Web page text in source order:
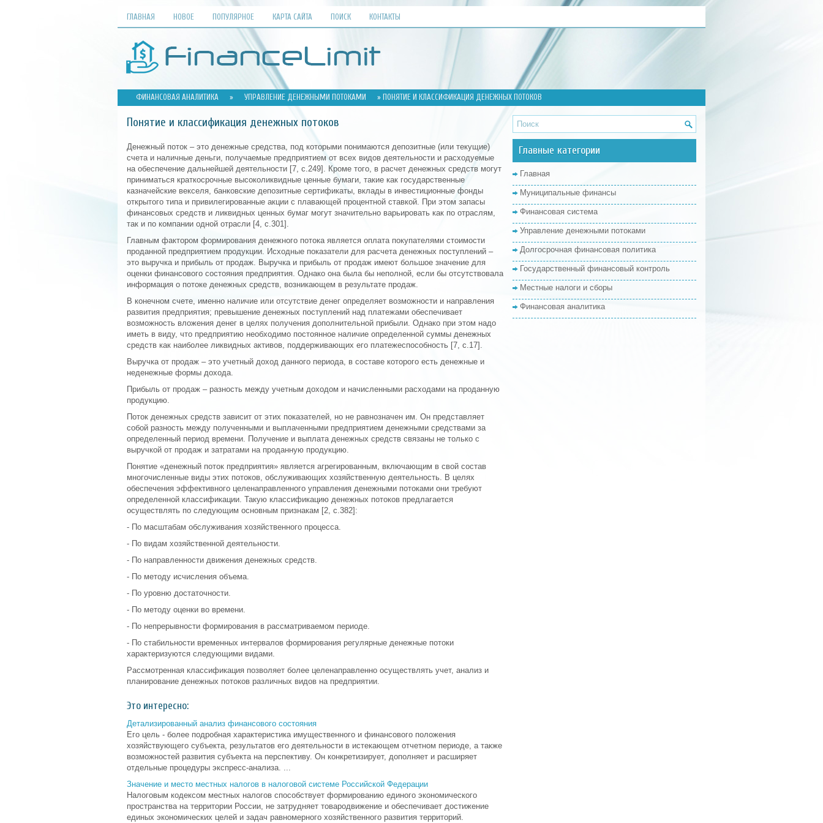
ГЛАВНАЯ НОВОЕ ПОПУЛЯРНОЕ КАРТА САЙТА ПОИСК КОНТАКТЫ
ФИНАНСОВАЯ АНАЛИТИКА » УПРАВЛЕНИЕ ДЕНЕЖНЫМИ ПОТОКАМИ » ПОНЯТИЕ И КЛАССИФИКАЦИЯ ДЕНЕЖНЫХ ПОТОКОВ
Понятие и классификация денежных потоков
Денежный поток – это денежные средства, под которыми понимаются депозитные (или текущие)
счета и наличные деньги, получаемые предприятием от всех видов деятельности и расходуемые
на обеспечение дальнейшей деятельности [7, с.249]. Кроме того, в расчет денежных средств могут
приниматься краткосрочные высоколиквидные ценные бумаги, такие как государственные
казначейские векселя, банковские депозитные сертификаты, вклады в инвестиционные фонды
открытого типа и привилегированные акции с плавающей процентной ставкой. При этом запасы
финансовых средств и ликвидных ценных бумаг могут значительно варьировать как по отраслям,
так и по компании одной отрасли [4, с.301].
Главным фактором формирования денежного потока является оплата покупателями стоимости
проданной предприятием продукции. Исходные показатели для расчета денежных поступлений –
это выручка и прибыль от продаж. Выручка и прибыль от продаж имеют большое значение для
оценки финансового состояния предприятия. Однако она была бы неполной, если бы отсутствовала
информация о потоке денежных средств, возникающем в результате продаж.
В конечном счете, именно наличие или отсутствие денег определяет возможности и направления
развития предприятия; превышение денежных поступлений над платежами обеспечивает
возможность вложения денег в целях получения дополнительной прибыли. Однако при этом надо
иметь в виду, что предприятию необходимо постоянное наличие определенной суммы денежных
средств как наиболее ликвидных активов, поддерживающих его платежеспособность [7, с.17].
Выручка от продаж – это учетный доход данного периода, в составе которого есть денежные и
неденежные формы дохода.
Прибыль от продаж – разность между учетным доходом и начисленными расходами на проданную
продукцию.
Поток денежных средств зависит от этих показателей, но не равнозначен им. Он представляет
собой разность между полученными и выплаченными предприятием денежными средствами за
определенный период времени. Получение и выплата денежных средств связаны не только с
выручкой от продаж и затратами на проданную продукцию.
Понятие «денежный поток предприятия» является агрегированным, включающим в свой состав
многочисленные виды этих потоков, обслуживающих хозяйственную деятельность. В целях
обеспечения эффективного целенаправленного управления денежными потоками они требуют
определенной классификации. Такую классификацию денежных потоков предлагается
осуществлять по следующим основным признакам [2, с.382]:
- По масштабам обслуживания хозяйственного процесса.
- По видам хозяйственной деятельности.
- По направленности движения денежных средств.
- По методу исчисления объема.
- По уровню достаточности.
- По методу оценки во времени.
- По непрерывности формирования в рассматриваемом периоде.
- По стабильности временных интервалов формирования регулярные денежные потоки
характеризуются следующими видами.
Рассмотренная классификация позволяет более целенаправленно осуществлять учет, анализ и
планирование денежных потоков различных видов на предприятии.
Это интересно:
Детализированный анализ финансового состояния
Его цель - более подробная характеристика имущественного и финансового положения
хозяйствующего субъекта, результатов его деятельности в истекающем отчетном периоде, а также
возможностей развития субъекта на перспективу. Он конкретизирует, дополняет и расширяет
отдельные процедуры экспресс-анализа. ...
Значение и место местных налогов в налоговой системе Российской Федерации
Налоговым кодексом местных налогов способствует формированию единого экономического
пространства на территории России, не затрудняет товародвижение и обеспечивает достижение
единых экономических целей и задач равномерного хозяйственного развития территорий.
Главные категории
Главная
Муниципальные финансы
Финансовая система
Управление денежными потоками
Долгосрочная финансовая политика
Государственный финансовый контроль
Местные налоги и сборы
Финансовая аналитика